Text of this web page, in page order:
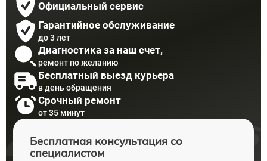
Официальный сервис
Гарантийное обслуживание
до 3 лет
Диагностика за наш счет,
ремонт по желанию
Бесплатный выезд курьера
в день обращения
Срочный ремонт
от 35 минут
Бесплатная консультация со
специалистом